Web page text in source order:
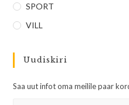
SPORT
VILL
Uudiskiri
Saa uut infot oma meilile paar